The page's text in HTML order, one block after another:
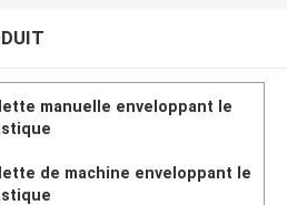
manuelle enveloppant le
de machine enveloppant le